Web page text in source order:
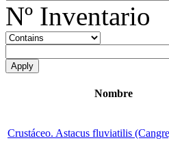
Nº Inventario
Nombre
Crustáceo. Astacus fluviatilis